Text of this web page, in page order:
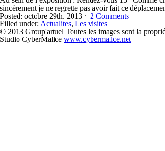
sincèrement je ne regrette pas avoir fait ce
Posted: octobre 29th, 2013 ˑ 2 Comments
Filled under: Actualites, Les visites
© 2013 Group'artuel Toutes les images sont la
Studio CyberMalice www.cybermalice.net